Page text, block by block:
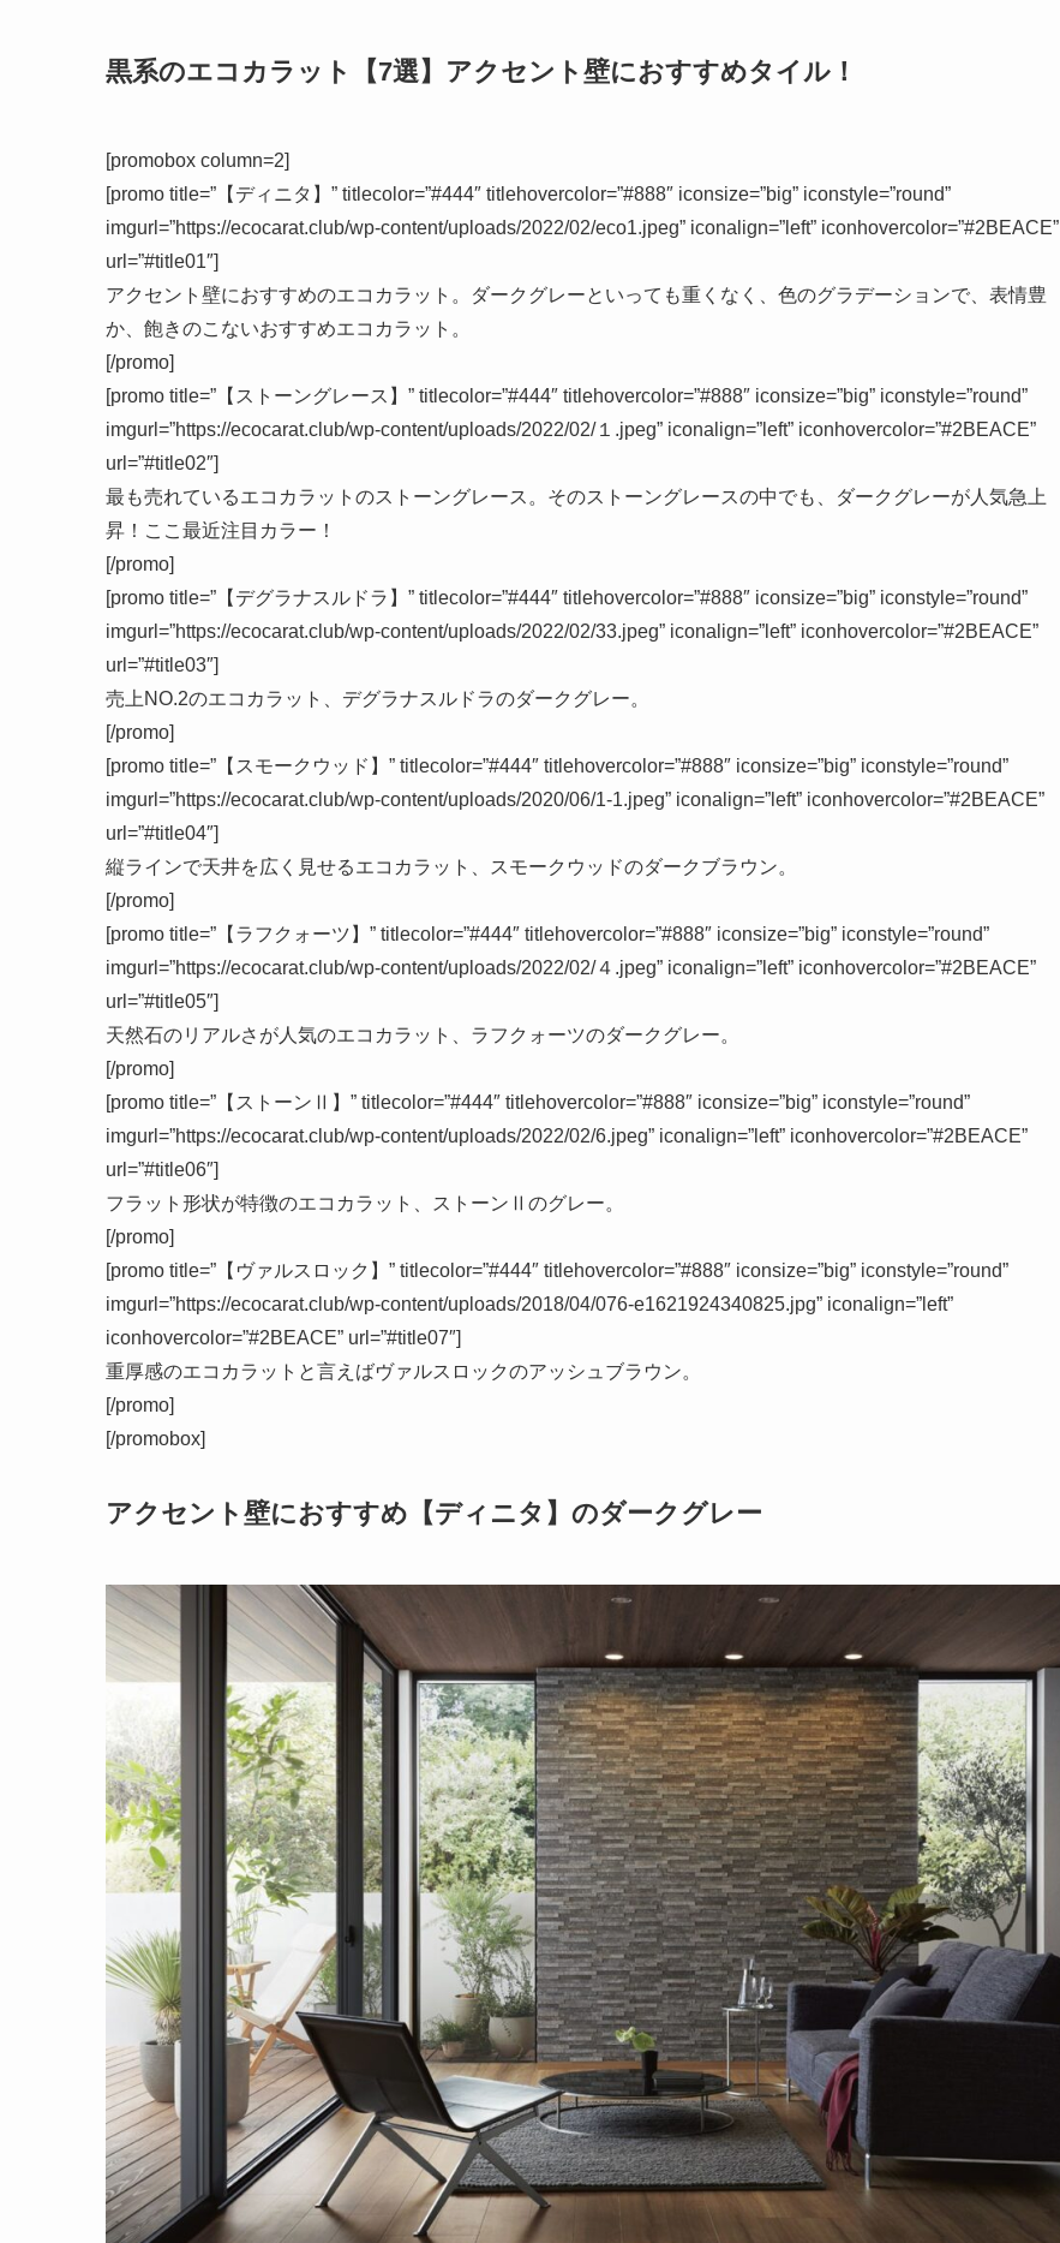
黒系のエコカラット【7選】アクセント壁におすすめタイル！
[promobox column=2]
[promo title=”【ディニタ】” titlecolor=”#444″ titlehovercolor=”#888″ iconsize=”big” iconstyle=”round”
imgurl=”https://ecocarat.club/wp-content/uploads/2022/02/eco1.jpeg” iconalign=”left” iconhovercolor=”#2BEACE”
url=”#title01″]
アクセント壁におすすめのエコカラット。ダークグレーといっても重くなく、色のグラデーションで、表情豊
か、飽きのこないおすすめエコカラット。
[/promo]
[promo title=”【ストーングレース】” titlecolor=”#444″ titlehovercolor=”#888″ iconsize=”big” iconstyle=”round”
imgurl=”https://ecocarat.club/wp-content/uploads/2022/02/１.jpeg” iconalign=”left” iconhovercolor=”#2BEACE”
url=”#title02″]
最も売れているエコカラットのストーングレース。そのストーングレースの中でも、ダークグレーが人気急上
昇！ここ最近注目カラー！
[/promo]
[promo title=”【デグラナスルドラ】” titlecolor=”#444″ titlehovercolor=”#888″ iconsize=”big” iconstyle=”round”
imgurl=”https://ecocarat.club/wp-content/uploads/2022/02/33.jpeg” iconalign=”left” iconhovercolor=”#2BEACE”
url=”#title03″]
売上NO.2のエコカラット、デグラナスルドラのダークグレー。
[/promo]
[promo title=”【スモークウッド】” titlecolor=”#444″ titlehovercolor=”#888″ iconsize=”big” iconstyle=”round”
imgurl=”https://ecocarat.club/wp-content/uploads/2020/06/1-1.jpeg” iconalign=”left” iconhovercolor=”#2BEACE”
url=”#title04″]
縦ラインで天井を広く見せるエコカラット、スモークウッドのダークブラウン。
[/promo]
[promo title=”【ラフクォーツ】” titlecolor=”#444″ titlehovercolor=”#888″ iconsize=”big” iconstyle=”round”
imgurl=”https://ecocarat.club/wp-content/uploads/2022/02/４.jpeg” iconalign=”left” iconhovercolor=”#2BEACE”
url=”#title05″]
天然石のリアルさが人気のエコカラット、ラフクォーツのダークグレー。
[/promo]
[promo title=”【ストーンⅡ】” titlecolor=”#444″ titlehovercolor=”#888″ iconsize=”big” iconstyle=”round”
imgurl=”https://ecocarat.club/wp-content/uploads/2022/02/6.jpeg” iconalign=”left” iconhovercolor=”#2BEACE”
url=”#title06″]
フラット形状が特徴のエコカラット、ストーンⅡのグレー。
[/promo]
[promo title=”【ヴァルスロック】” titlecolor=”#444″ titlehovercolor=”#888″ iconsize=”big” iconstyle=”round”
imgurl=”https://ecocarat.club/wp-content/uploads/2018/04/076-e1621924340825.jpg” iconalign=”left”
iconhovercolor=”#2BEACE” url=”#title07″]
重厚感のエコカラットと言えばヴァルスロックのアッシュブラウン。
[/promo]
[/promobox]
アクセント壁におすすめ【ディニタ】のダークグレー